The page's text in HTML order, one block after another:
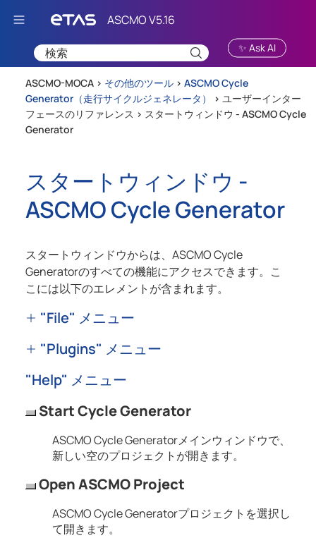
Skip To Main Content
✨ Ask AI
ASCMO-MOCA > その他のツール > ASCMO Cycle
Generator（走行サイクルジェネレータ）
> ユーザーインター
フェースのリファレンス > スタートウィンドウ - ASCMO Cycle
Generator
スタートウィンドウ -
ASCMO Cycle Generator
スタートウィンドウからは、 ASCMO Cycle
Generatorのすべての機能にアクセスできます。こ
こには以下のエレメントが含まれます。
"File" メニュー
"Plugins" メニュー
"Help" メニュー
Start Cycle Generator
ASCMO Cycle Generatorメインウィンドウで、
新しい空のプロジェクトが開きます。
Open ASCMO Project
ASCMO Cycle Generatorプロジェクトを選択し
て開きます。